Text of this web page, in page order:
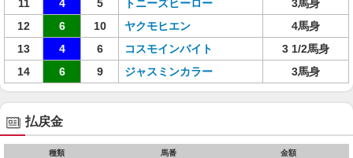
11
4 5 トニーズヒーロー
3馬身
12
6 10 ヤクモヒエン
4馬身
13
4 6 コスモインバイト
3 1/2馬身
14
6 9 ジャスミンカラー 3馬身
払戻金
種類 馬番 金額